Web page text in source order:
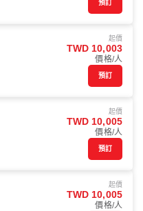
預訂
起價
TWD 10,003
價格/人
預訂
起價
TWD 10,005
價格/人
預訂
起價
TWD 10,005
價格/人